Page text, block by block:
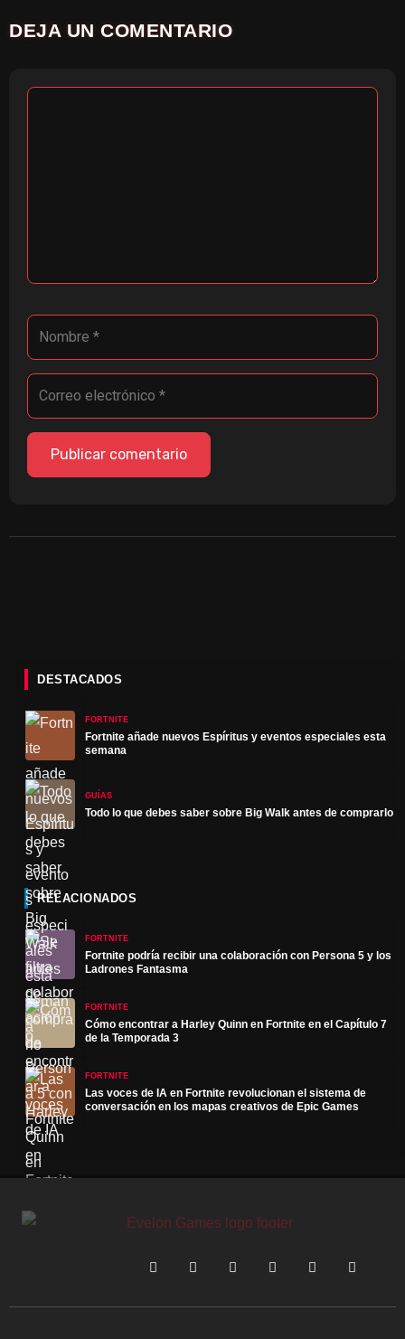
DEJA UN COMENTARIO
DESTACADOS
FORTNITE
Fortnite añade nuevos Espíritus y eventos especiales esta
semana
GUÍAS
Todo lo que debes saber sobre Big Walk antes de comprarlo
RELACIONADOS
FORTNITE
Fortnite podría recibir una colaboración con Persona 5 y los
Ladrones Fantasma
FORTNITE
Cómo encontrar a Harley Quinn en Fortnite en el Capítulo 7
de la Temporada 3
FORTNITE
Las voces de IA en Fortnite revolucionan el sistema de
conversación en los mapas creativos de Epic Games